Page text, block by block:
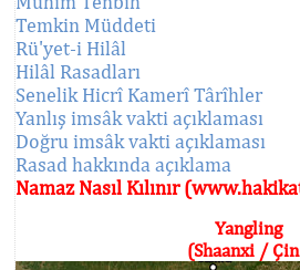
Temkin Müddeti
Rü'yet-i Hilâl
Hilâl Rasadları
Senelik Hicrî Kamerî Târîhler
Yanlış imsâk vakti açıklaması
Doğru imsâk vakti açıklaması
Rasad hakkında açıklama
Namaz Nasıl Kılınır
Yangling
(Shaanxi /